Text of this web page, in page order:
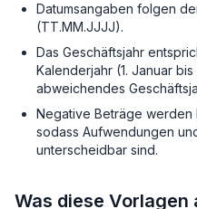
Datumsangaben folgen
(TT.MM.JJJJ).
Das Geschäftsjahr
Kalenderjahr (1. Januar
abweichendes
Negative Beträge werden
sodass Aufwendungen
unterscheidbar sind.
Was diese Vorlagen